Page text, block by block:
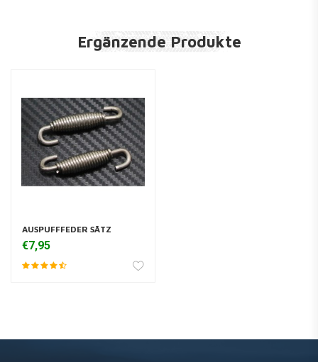
Ergänzende Produkte
AUSPUFFFEDER SÄTZ
€7,95